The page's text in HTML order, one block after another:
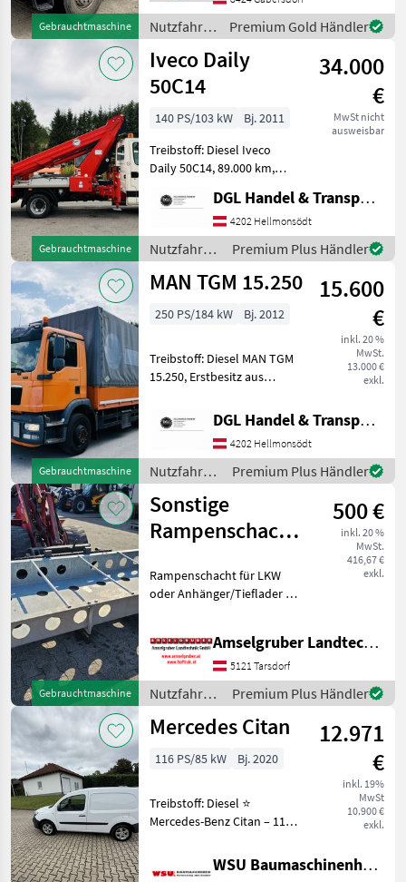
Gebrauchtmaschine
Lastwagen (LKW)
Nutzfahrzeuge
/ Iveco
Premium Gold Händler
Gebrauchtmaschine
Iveco Daily
50C14
34.000
€
MwSt nicht
ausweisbar
140 PS/103 kW
Bj. 2011
Treibstoff: Diesel Iveco
Daily 50C14, 89.000 km,
aus Staatsbetrieb, Diesel,
TB270, 27 m Reichweite!!!
se
DGL Handel & Transporte
4202 Hellmonsödt
Nutzfahrzeuge
/ Iveco
Premium Plus Händler
Gebrauchtmaschine
MAN TGM 15.250
15.600
€
inkl. 20 %
MwSt.
13.000 €
exkl.
250 PS/184 kW Bj. 2012
Treibstoff: Diesel MAN TGM
15.250, Erstbesitz aus
gepflegt, Baujahr 04/2012,
188.000 km, Ladebordwand
( 4x Steuerung), Klima,
Sitzheizu
DGL Handel & Transporte
4202 Hellmonsödt
Nutzfahrzeuge
/ MAN
Premium Plus Händler
Gebrauchtmaschine
Sonstige
Rampenschacht
500 €
inkl. 20 %
MwSt.
416,67 €
exkl.
Rampenschacht für LKW
oder Anhänger/Tieflader zu
Nutzfahrzeuge Lastwagen
(LKW)
Amselgruber Landtechnik GmbH
5121 Tarsdorf
Nutzfahrzeuge
/ Sonstige
Premium Plus Händler
Mercedes Citan
12.971
€
inkl. 19%
MwSt
10.900 €
exkl.
116 PS/85 kW Bj. 2020
Treibstoff: Diesel ⭐
Mercedes-Benz Citan – 116
verfügbar ⭐ Zum Verkauf
steht ein gepflegter
WSU Baumaschinenhandel u. Gerätevermietung GmbH